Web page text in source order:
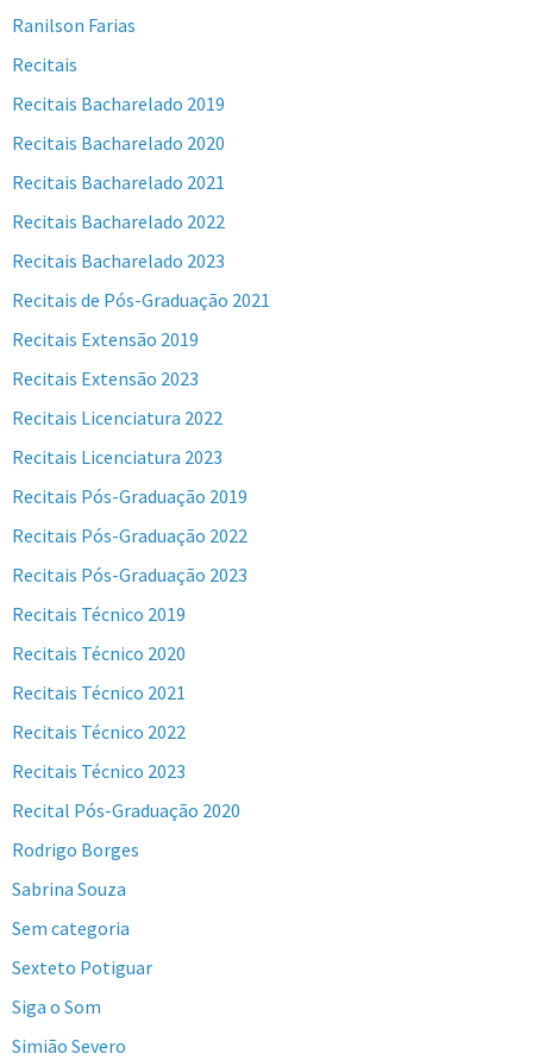
Ranilson Farias
Recitais
Recitais Bacharelado 2019
Recitais Bacharelado 2020
Recitais Bacharelado 2021
Recitais Bacharelado 2022
Recitais Bacharelado 2023
Recitais de Pós-Graduação 2021
Recitais Extensão 2019
Recitais Extensão 2023
Recitais Licenciatura 2022
Recitais Licenciatura 2023
Recitais Pós-Graduação 2019
Recitais Pós-Graduação 2022
Recitais Pós-Graduação 2023
Recitais Técnico 2019
Recitais Técnico 2020
Recitais Técnico 2021
Recitais Técnico 2022
Recitais Técnico 2023
Recital Pós-Graduação 2020
Rodrigo Borges
Sabrina Souza
Sem categoria
Sexteto Potiguar
Siga o Som
Simião Severo